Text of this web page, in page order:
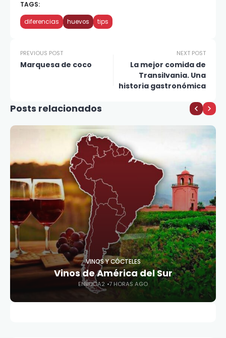
TAGS:
diferencias huevos tips
PREVIOUS POST
Marquesa de coco
NEXT POST
La mejor comida de
Transilvania. Una
historia gastronómica
Posts relacionados
VINOS Y CÓCTELES
Vinos de América del Sur
ENBOCA2 7 HORAS AGO